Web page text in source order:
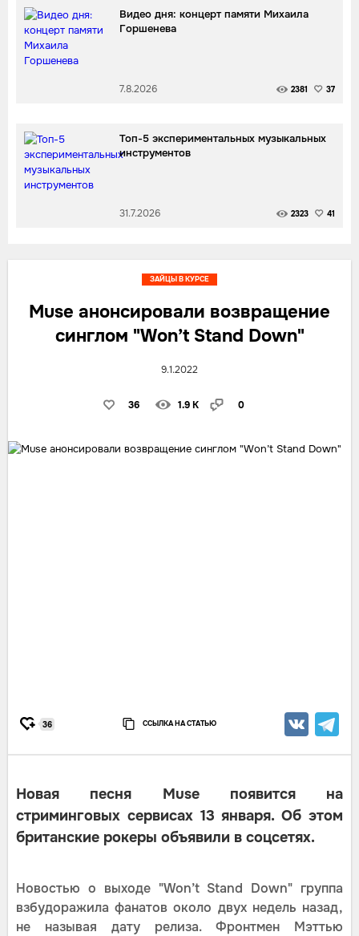
Видео дня: концерт памяти Михаила
Горшенева
7.8.2026 2381 37
Топ-5 экспериментальных музыкальных
инструментов
31.7.2026 2323 41
Muse анонсировали возвращение
синглом "Won’t Stand Down"
9.1.2022
36 1.9 K 0
ЗАЙЦЫ В КУРСЕ
36 ССЫЛКА НА СТАТЬЮ
Новая песня Muse появится на
стриминговых сервисах 13 января. Об этом
британские рокеры объявили в соцсетях.
Новостью о выходе "Won’t Stand Down" группа
взбудоражила фанатов около двух недель назад,
не называя дату релиза. Фронтмен Мэттью